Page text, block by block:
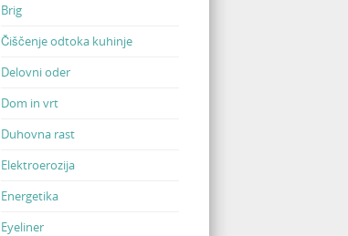
Brig
Čiščenje odtoka kuhinje
Delovni oder
Dom in vrt
Duhovna rast
Elektroerozija
Energetika
Eyeliner